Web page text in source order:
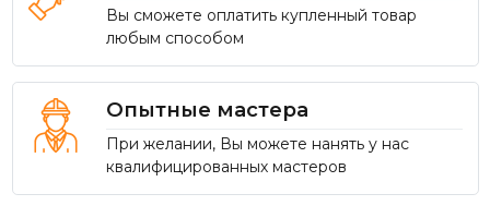
Вы сможете оплатить купленный товар
любым способом
Опытные мастера
При желании, Вы можете нанять у нас
квалифицированных мастеров